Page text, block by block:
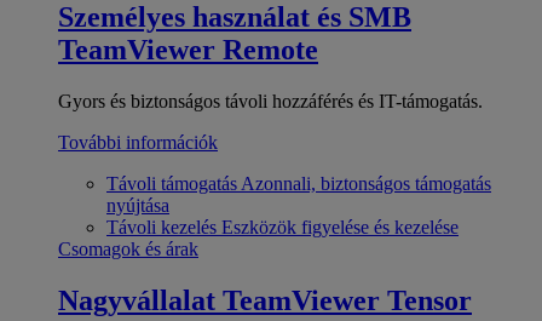
Személyes használat és SMB
TeamViewer Remote
Gyors és biztonságos távoli hozzáférés és IT-támogatás.
További információk
Távoli támogatás Azonnali, biztonságos támogatás
nyújtása
Távoli kezelés Eszközök figyelése és kezelése
Csomagok és árak
Nagyvállalat TeamViewer Tensor